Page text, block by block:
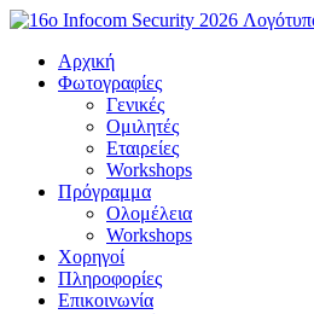
Μετάβαση
περιεχόμενο
Αρχική
Φωτογραφίες
Γενικές
Ομιλητές
Εταιρείες
Workshops
Πρόγραμμα
Ολομέλεια
Workshops
Χορηγοί
Πληροφορίες
Επικοινωνία